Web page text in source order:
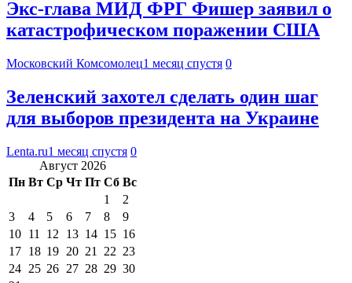
Экс-глава МИД ФРГ Фишер заявил о
катастрофическом поражении США
Московский Комсомолец1 месяц спустя 0
Зеленский захотел сделать один шаг
для выборов президента на Украине
Lenta.ru1 месяц спустя 0
Август 2026
Пн Вт Ср Чт Пт Сб Вс
1
2
3
4 5 6 7 8
9
10 11 12 13 14 15 16
17 18 19 20 21 22 23
24 25 26 27 28 29 30